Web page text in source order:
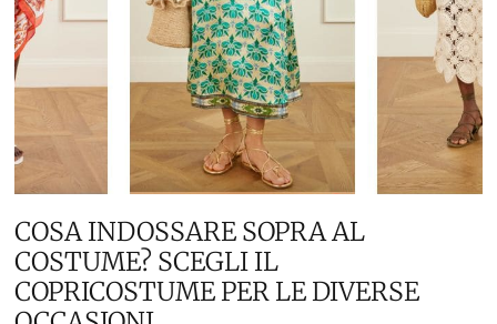
COSA INDOSSARE SOPRA AL
COSTUME? SCEGLI IL
COPRICOSTUME PER LE DIVERSE